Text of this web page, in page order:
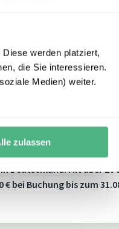
werden platziert,
die Sie interessieren.
Medien) weiter.
zulassen
und steht für
Deutschland. Mit über 20
bei Buchung bis zum